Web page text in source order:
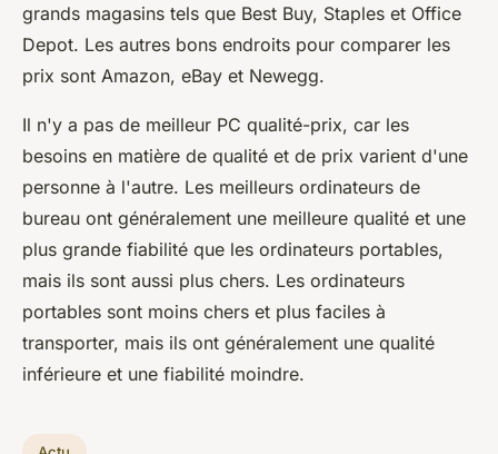
grands magasins tels que Best Buy, Staples et Office
Depot. Les autres bons endroits pour comparer les
prix sont Amazon, eBay et Newegg.
Il n'y a pas de meilleur PC qualité-prix, car les
besoins en matière de qualité et de prix varient d'une
personne à l'autre. Les meilleurs ordinateurs de
bureau ont généralement une meilleure qualité et une
plus grande fiabilité que les ordinateurs portables,
mais ils sont aussi plus chers. Les ordinateurs
portables sont moins chers et plus faciles à
transporter, mais ils ont généralement une qualité
inférieure et une fiabilité moindre.